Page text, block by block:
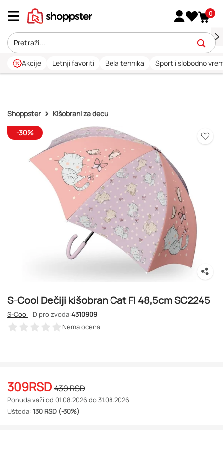
0
Akcije Letnji favoriti Bela tehnika Sport i slobodno
Shoppster
Kišobrani za decu
-30%
S-Cool Dečiji kišobran Cat FI 48,5cm SC2245
S-Cool ID proizvoda:4310909
Nema ocena
309RSD 439RSD
Ponuda važi od 01.08.2026 do 31.08.2026
Ušteda: 130 RSD (-30%)